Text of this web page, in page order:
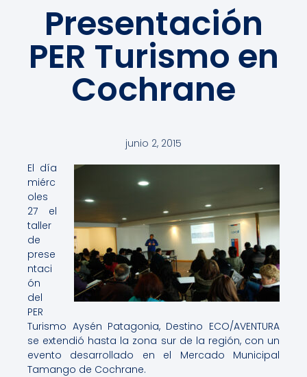
Presentación
PER Turismo en
Cochrane
junio 2, 2015
El día
miérc
oles
27 el
taller
de
prese
ntaci
ón
del
PER
Turismo Aysén Patagonia, Destino ECO/AVENTURA
se extendió hasta la zona sur de la región, con un
evento desarrollado en el Mercado Municipal
Tamango de Cochrane.